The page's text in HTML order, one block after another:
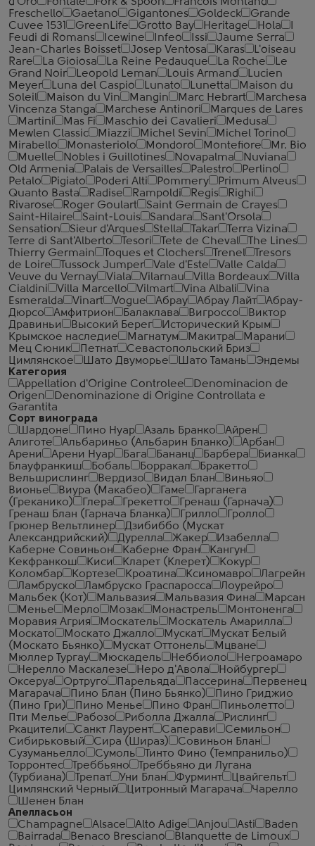
Freschello
Gaetano Gigantones Goldeck
Grande
Cuvee 1531
GreenLife Grotto Bay Heritage Hola
Feudi di Romans
Icewine Infeo Issi
Jaume Serra
Jean-Charles Boisset
Josep Ventosa Karas
L'oiseau
Rare
La Gioiosa La Reine Pedauque La Roche
Le
Grand Noir
Leopold Leman Louis Armand
Lucien
Meyer
Luna del Caspio Lunato Lunetta
Maison du
Soleil
Maison du Vin Mangin Marc Hebrart
Marchesa
Vincenza Stanga
Marchese Antinori
Marques de Lares
Martini
Mas Fi Maschio dei Cavalieri
Medusa
Mewlen Classic
Miazzi Michel Sevin
Michel Torino
Mirabello
Monasteriolo Mondoro Montefiore
Mr. Bio
Muelle
Nobles i Guillotines Novapalma
Nuviana
Old Armenia
Palais de Versailles Palestro
Perlino
Petalo
Pigiato Poderi Alti Pommery
Primum Alveus
Quanto Basta
Radise Rampoldi Regis
Righi
Rivarose
Roger Goulart
Saint Germain de Crayes
Saint-Hilaire
Saint-Louis Sandara
Sant'Orsola
Sensation
Sieur d'Arques Stella Takar
Terra Vizina
Terre di Sant'Alberto
Tesori Tete de Cheval
The Lines
Thierry Germain
Toques et Clochers Trenel
Tresors
de Loire
Tussock Jumper Vale d'Este
Valle Calda
Veuve du Vernay
Viala Vilarnau Villa Bordeaux
Villa
Cialdini
Villa Marcello Vilmart Vina Albali
Vina
Esmeralda
Vinart Vogue Абрау Абрау Лайт
Абрау-
Дюрсо
Амфитрион Балаклава Вигроссо
Виктор
Дравиньи
Высокий Берег
Исторический Крым
Крымское наследие
Магнатум Макитра
Марани
Мец Сюник
Петнат
Севастопольский Бриз
Цимлянское
Шато Двуморье Шато Тамань
Эндемы
Категория
Appellation d'Origine Controlee
Denominacion de
Origen
Denominazione di Origine Controllata e
Garantita
Сорт винограда
Шардоне
Пино Нуар Азаль Бранко
Айрен
Алиготе
Альбариньо (Альбарин Бланко)
Арбан
Арени
Арени Нуар Бага Бананц Барбера
Бианка
Блауфранкиш
Бобаль Борракал
Бракетто
Вельшрислинг
Вердизо Видал Блан
Виньяо
Вионье
Виура (Макабео) Гаме
Гарганега
(Греканико)
Глера Грекетто
Гренаш (Гарнача)
Гренаш Блан (Гарнача Бланка)
Грилло
Гролло
Грюнер Вельтлинер
Дзибиббо (Мускат
Александрийский)
Дурелла Жакер
Изабелла
Каберне Совиньон
Каберне Фран
Кангун
Кекфранкош
Киси Кларет (Клерет)
Кокур
Коломбар
Кортезе Кроатина Ксиномавро
Лагрейн
Ламбруско
Ламбруско Граспаросса
Лоурейро
Мальбек (Кот)
Мальвазия Мальвазия Фина
Марсан
Менье
Мерло Мозак Монастрель
Монтоненга
Моравия Агрия
Москатель
Москатель Амарилла
Москато
Москато Джалло Мускат
Мускат Белый
(Москато Бьянко)
Мускат Оттонель
Мцване
Мюллер Тургау
Мюскадель Неббиоло
Негроамаро
Нерелло Маскалезе
Неро д'Авола
Нойбургер
Оксеруа
Ортруго Парельяда Пассерина
Первенец
Магарача
Пино Блан (Пино Бьянко)
Пино Гриджио
(Пино Гри)
Пино Менье Пино Фран
Пиньолетто
Пти Мелье
Рабозо Риболла Джалла
Рислинг
Ркацители
Санкт Лаурент Саперави
Семильон
Сибирьковый
Сира (Шираз)
Совиньон Блан
Сузуманьелло
Сумоль
Тинто Фино (Темпранильо)
Торронтес
Треббьяно
Треббьяно ди Лугана
(Турбиана)
Трепат Уни Блан Фурминт
Цвайгельт
Цимлянский Черный
Цитронный Магарача
Чарелло
Шенен Блан
Апелласьон
Champagne
Alsace Alto Adige Anjou Asti
Baden
Bairrada
Benaco Bresciano
Blanquette de Limoux